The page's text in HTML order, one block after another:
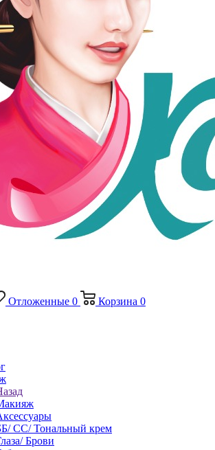
Отложенные 0 Корзина 0
СС/ Тональный крем
Брови